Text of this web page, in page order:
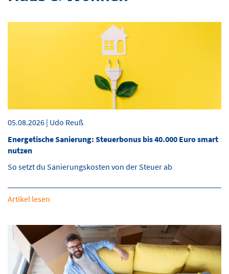
05.08.2026 | Udo Reuß
Energetische Sanierung: Steuerbonus bis 40.000 Euro smart
nutzen
So setzt du Sanierungskosten von der Steuer ab
Artikel lesen